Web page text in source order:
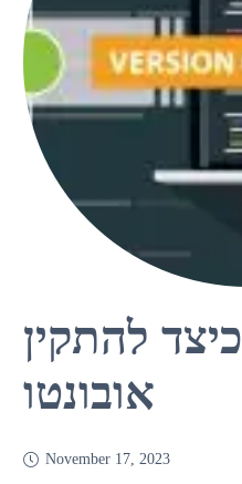
כיצד להתקין git על
אובונטו
November 17, 2023